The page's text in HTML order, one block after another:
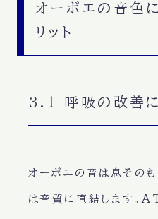
オーボエの音色
リット
3.1 呼吸の改善
オーボエの音は息その
は音質に直結します。